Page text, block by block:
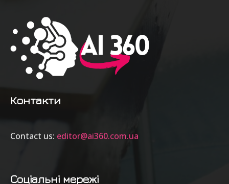
Контакти
Contact us: editor@ai360.com.ua
Соціальні мережі